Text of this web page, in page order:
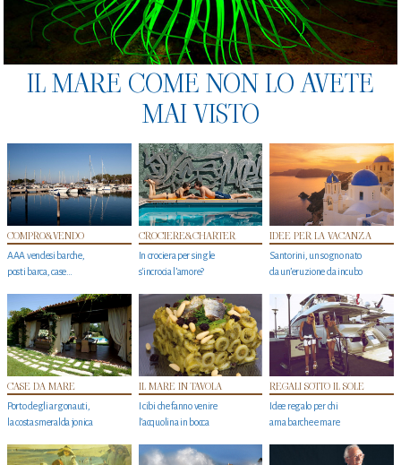
IL MARE COME NON LO AVETE
MAI VISTO
COMPRO&VENDO
AAA vendesi barche,
posti barca, case…
CROCIERE&CHARTER
In crociera per single
s'incrocia l’amore?
IDEE PER LA VACANZA
Santorini, un sogno nato
da un’eruzione da incubo
CASE DA MARE
Porto degli argonauti,
la costa smeralda jonica
IL MARE IN TAVOLA
I cibi che fanno venire
l’acquolina in bocca
REGALI SOTTO IL SOLE
Idee regalo per chi
ama barche e mare